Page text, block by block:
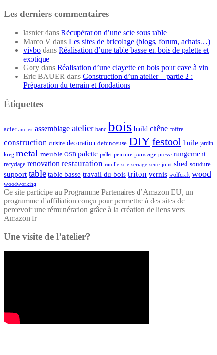
Les derniers commentaires
lasnierdans Récupération d’une scie sous table
Marco V dans Les sites de bricolage (blogs, forum, achats…)
vivbo dans Réalisation d’une table basse en bois de palette et
exotique
Gory dans Réalisation d’une clayette en bois pour cave à vin
Eric BAUER dans Construction d’un atelier – partie 2 :
Préparation du terrain et fondations
Étiquettes
acier ancien assemblage atelier banc bois build chêne coffre
construction cuisine decoration defonceuse DIYfestool huile jardin
kreg metal meuble OSB palette pallet peinture poncage presse rangement
recyclage renovation restauration rouille scie serrage serre-joint shed soudure
support table table basse travail du bois triton vernis wolfcraft wood
woodworking
Ce site participe au Programme Partenaires d’Amazon EU, un
programme d’affiliation conçu pour permettre à des sites de
percevoir une rémunération grâce à la création de liens vers
Amazon.fr
Une visite de l’atelier?